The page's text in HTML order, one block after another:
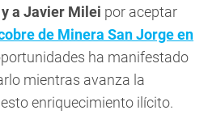
a Javier Milei por aceptar
de Minera San Jorge en
ha manifestado
mientras avanza la
enriquecimiento ilícito.